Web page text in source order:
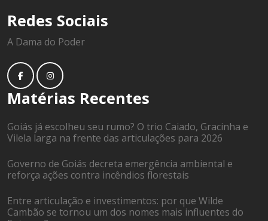
Redes Sociais
A Dama do Poder
Matérias Recentes
Goiás já escolheu seu rumo? O trio Caiado, Gracinha e
Vilela larga na frente das articulações para 2026
Governo de Goiás decreta emergência ambiental e
reforça ações contra incêndios florestais
Entre articulação e investimentos: por que Wilde
Cambão se tornou um dos nomes mais influentes do